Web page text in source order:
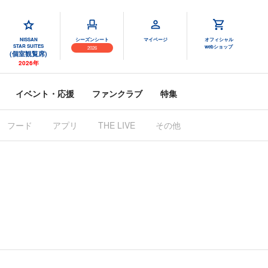
NISSAN
STAR SUITES
(個室観覧席)
2026年
シーズンシート
2026
マイページ
オフィシャル
webショップ
イベント・応援 ファンクラブ 特集
フード アプリ THE LIVE その他